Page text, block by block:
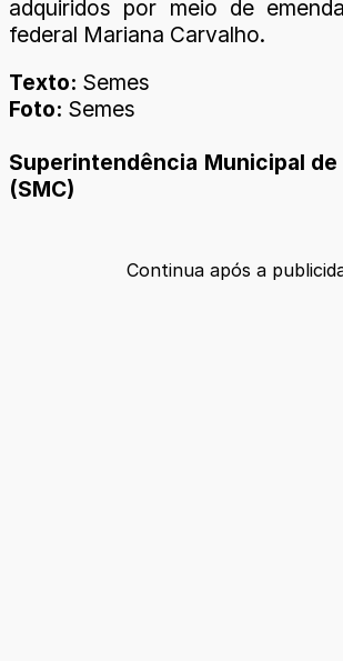
adquiridos por meio de
federal Mariana Carvalho.
Texto: Semes
Foto: Semes
Superintendência Municipal
(SMC)
Continua após a